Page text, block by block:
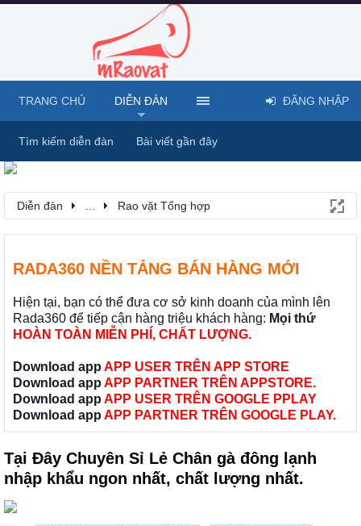
Diễn đàn Rao vặt Tổng hợp
RADA360 NỀN TẢNG BÁN HÀNG MỚI
Hiện tại, bạn có thể đưa cơ sở kinh doanh của mình lên
Rada360 để tiếp cận hàng triệu khách hàng: Mọi thứ
HOÀN TOÀN MIỄN PHÍ, CHẤT LƯỢNG.
Download app APP USER TRÊN APP STORE
Download app APP PARTNER TRÊN APPSTORE.
Download app APP USER TRÊN GOOGLE PPLAY
Download app APP PARTNER TRÊN GOOGLE PLAY.
Tại Đây Chuyên Sỉ Lẻ Chân gà đông lạnh
nhập khẩu ngon nhất, chất lượng nhất.
TRANG CHỦ DIỄN ĐÀN
Tìm kiếm diễn đàn Bài viết gần đây
ĐĂNG NHẬP